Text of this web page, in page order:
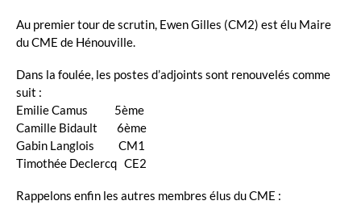
Au premier tour de scrutin, Ewen Gilles (CM2) est élu Maire
du CME de Hénouville.
Dans la foulée, les postes d’adjoints sont renouvelés comme
suit :
Emilie Camus 5ème
Camille Bidault 6ème
Gabin Langlois CM1
Timothée Declercq CE2
Rappelons enfin les autres membres élus du CME :